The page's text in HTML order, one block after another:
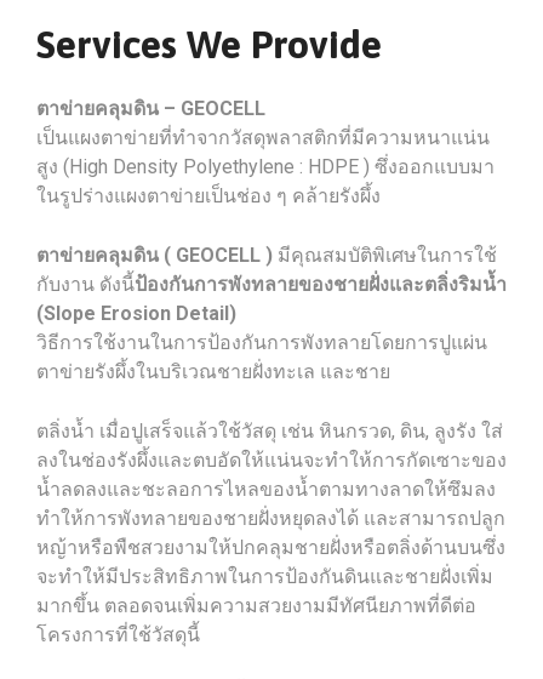
Services We Provide
ตาข่ายคลุมดิน – GEOCELL
เป็นแผงตาข่ายที่ทำจากวัสดุพลาสติกที่มีความหนาแน่น
สูง (High Density Polyethylene : HDPE ) ซึ่งออกแบบมา
ในรูปร่างแผงตาข่ายเป็นช่อง ๆ คล้ายรังผึ้ง
ตาข่ายคลุมดิน ( GEOCELL ) มีคุณสมบัติพิเศษในการใช้
กับงาน ดังนี้ป้องกันการพังทลายของชายฝั่งและตลิ่งริมน้ำ
(Slope Erosion Detail)
วิธีการใช้งานในการป้องกันการพังทลายโดยการปูแผ่น
ตาข่ายรังผึ้งในบริเวณชายฝั่งทะเล และชาย
ตลิ่งน้ำ เมื่อปูเสร็จแล้วใช้วัสดุ เช่น หินกรวด, ดิน, ลูงรัง ใส่
ลงในช่องรังผึ้งและตบอัดให้แน่นจะทำให้การกัดเซาะของ
น้ำลดลงและชะลอการไหลของน้ำตามทางลาดให้ซึมลง
ทำให้การพังทลายของชายฝั่งหยุดลงได้ และสามารถปลูก
หญ้าหรือพืชสวยงามให้ปกคลุมชายฝั่งหรือตลิ่งด้านบนซึ่ง
จะทำให้มีประสิทธิภาพในการป้องกันดินและชายฝั่งเพิ่ม
มากขึ้น ตลอดจนเพิ่มความสวยงามมีทัศนียภาพที่ดีต่อ
โครงการที่ใช้วัสดุนี้